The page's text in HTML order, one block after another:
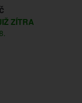
ZÍTRA